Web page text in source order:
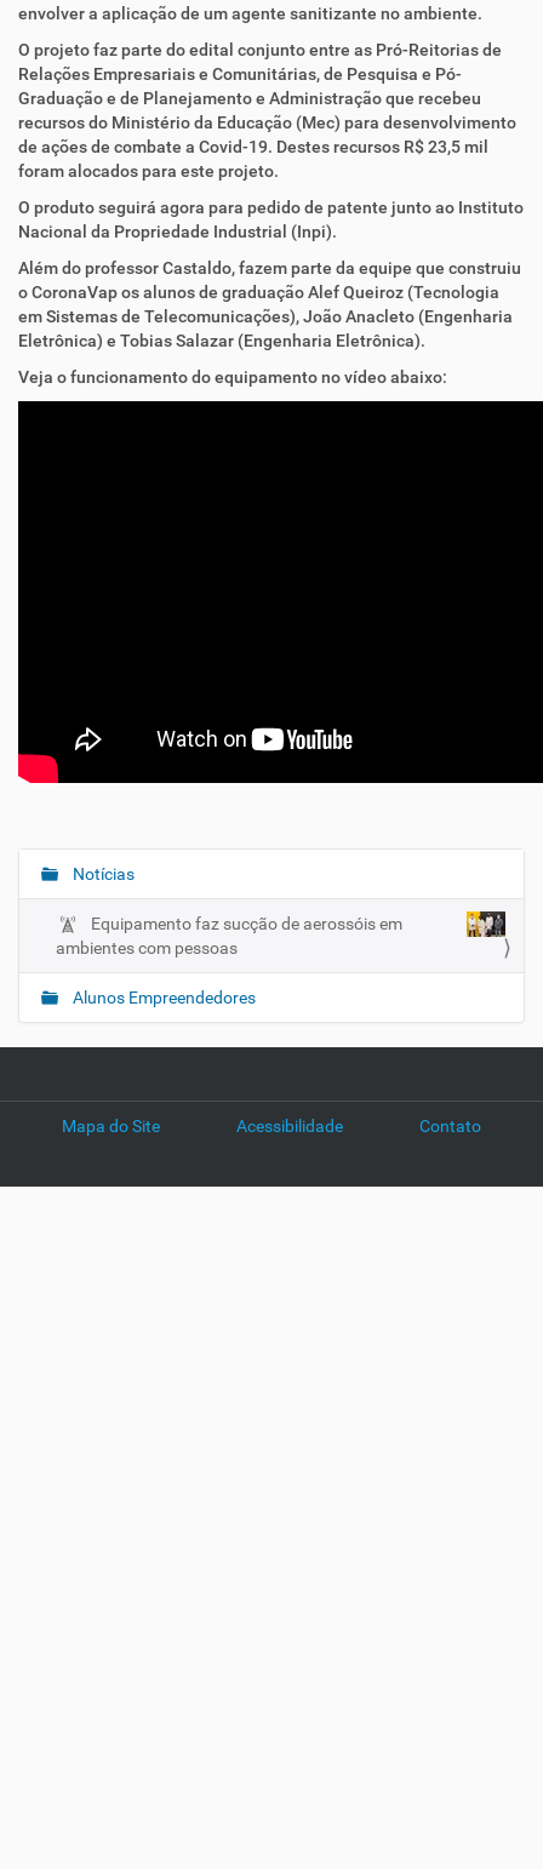
envolver a aplicação de um agente sanitizante no ambiente.
O projeto faz parte do edital conjunto entre as Pró-Reitorias de
Relações Empresariais e Comunitárias, de Pesquisa e Pó-
Graduação e de Planejamento e Administração que recebeu
recursos do Ministério da Educação (Mec) para desenvolvimento
de ações de combate a Covid-19. Destes recursos R$ 23,5 mil
foram alocados para este projeto.
O produto seguirá agora para pedido de patente junto ao Instituto
Nacional da Propriedade Industrial (Inpi).
Além do professor Castaldo, fazem parte da equipe que construiu
o CoronaVap os alunos de graduação Alef Queiroz (Tecnologia
em Sistemas de Telecomunicações), João Anacleto (Engenharia
Eletrônica) e Tobias Salazar (Engenharia Eletrônica).
Veja o funcionamento do equipamento no vídeo abaixo:
N
e
g
Notícias
Equipamento faz sucção de aerossóis em
ambientes com pessoas
Alunos Empreendedores
Mapa do Site Acessibilidade Contato